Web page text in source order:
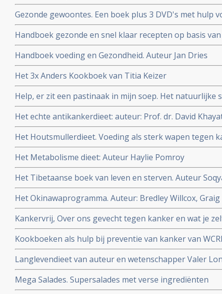
Gezonde gewoontes. Een boek plus 3 DVD's met hulp
gewoontes om af te vallen maar vooral om gezonder te
Handboek gezonde en snel klaar recepten op basis
Auteur Titia Kreijger
Handboek voeding en Gezondheid. Auteur Jan Dries
Het 3x Anders Kookboek van Titia Keizer
Help, er zit een pastinaak in mijn soep. Het natuurlijke
Bleeker.
Het echte antikankerdieet: auteur: Prof. dr. David
Het Houtsmullerdieet. Voeding als sterk wapen tegen
Het Metabolisme dieet: Auteur Haylie Pomroy
Het Tibetaanse boek van leven en sterven. Auteur
Het Okinawaprogramma. Auteur: Bredley Willcox,
Kankervrij, Over ons gevecht tegen kanker en wat je
wetenschapper William Cortvriendt
Kookboeken als hulp bij preventie van kanker van
Langlevendieet van auteur en wetenschapper Valer
Mega Salades. Supersalades met verse ingrediënten